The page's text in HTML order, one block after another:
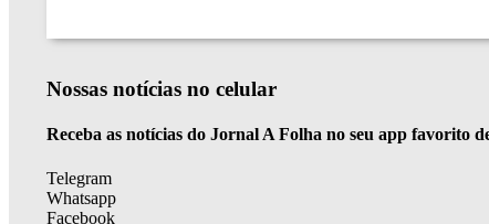
Nossas notícias no celular
Receba as notícias do Jornal A Folha no seu app favorito
Telegram
Whatsapp
Facebook